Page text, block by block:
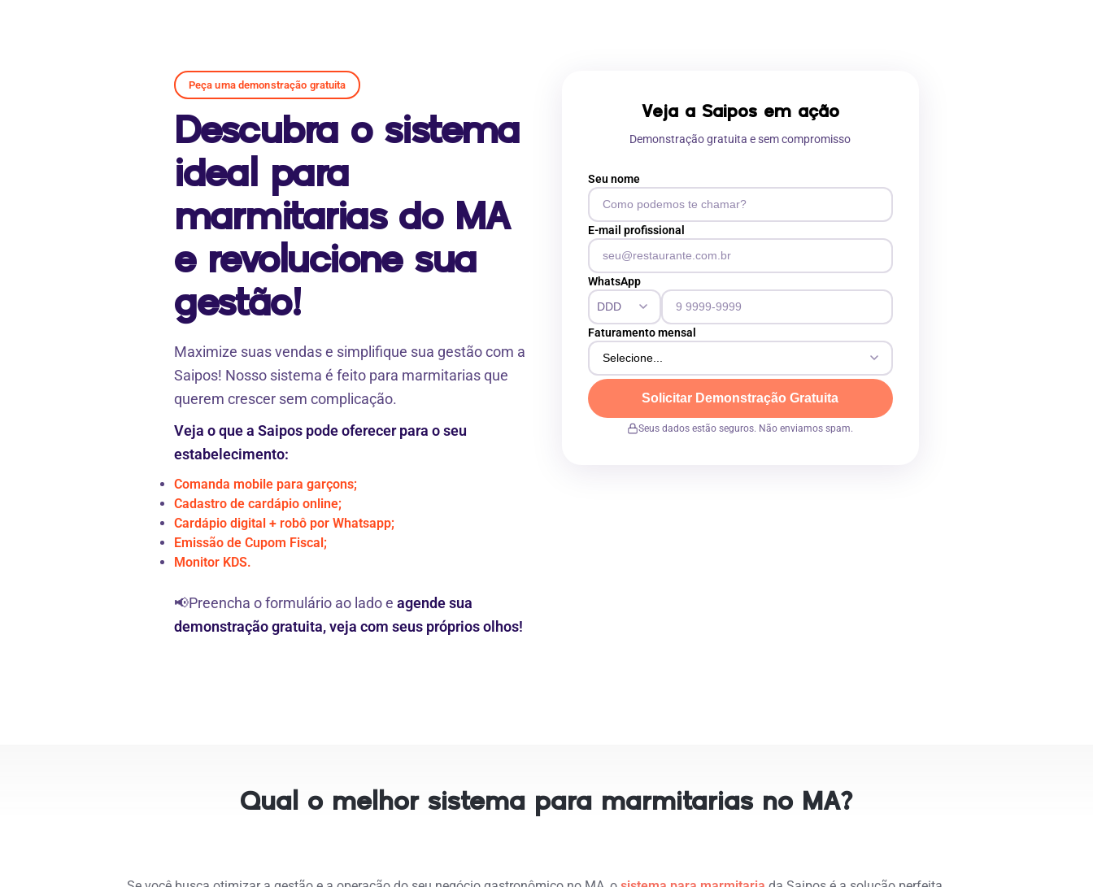
Peça uma demonstração gratuita
Descubra o sistema
ideal para
marmitarias do MA
e revolucione sua
gestão!
Maximize suas vendas e simplifique sua gestão com a
Saipos! Nosso sistema é feito para marmitarias que
querem crescer sem complicação.
Veja o que a Saipos pode oferecer para o seu
estabelecimento:
Comanda mobile para garçons;
Cadastro de cardápio online;
Cardápio digital + robô por Whatsapp;
Emissão de Cupom Fiscal;
Monitor KDS.
📢Preencha o formulário ao lado eagende sua
demonstração gratuita, veja com seus próprios olhos!
Veja a Saipos em ação
Demonstração gratuita e sem compromisso
Seu nome
E-mail profissional
WhatsApp
Faturamento mensal
Solicitar Demonstração Gratuita
Seus dados estão seguros. Não enviamos spam.
Qual o melhor sistema para marmitarias no MA?